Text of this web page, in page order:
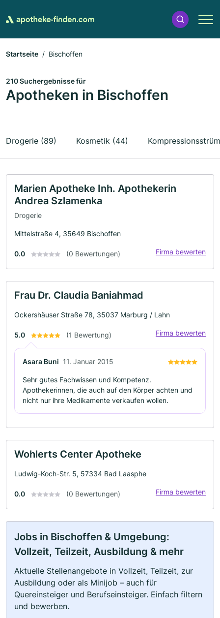
Startseite Bischoffen
210 Suchergebnisse für
Apotheken in Bischoffen
Drogerie (89) Kosmetik (44)
Marien Apotheke Inh. Apothekerin
Andrea Szlamenka
Drogerie
Mittelstraße 4, 35649 Bischoffen
0.0 (0 Bewertungen) Firma bewerten
Frau Dr. Claudia Baniahmad
Ockershäuser Straße 78, 35037 Marburg / Lahn
5.0 (1 Bewertung) Firma bewerten
Asara Buni 11. Januar 2015
Sehr gutes Fachwissen und Kompetenz.
Apothekerinnen, die auch auf den Körper achten und
nicht nur ihre Medikamente verkaufen wollen.
Wohlerts Center Apotheke
Ludwig-Koch-Str. 5, 57334 Bad Laasphe
0.0 (0 Bewertungen) Firma bewerten
Jobs in Bischoffen & Umgebung:
Vollzeit, Teilzeit, Ausbildung & mehr
Aktuelle Stellenangebote in Vollzeit, Teilzeit, zur
Ausbildung oder als Minijob – auch für
Quereinsteiger und Berufseinsteiger. Einfach filtern
und bewerben.